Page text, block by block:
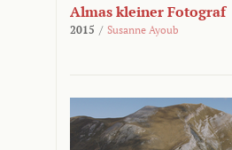
Almas kleiner Fotograf
2015 / Susanne Ayoub